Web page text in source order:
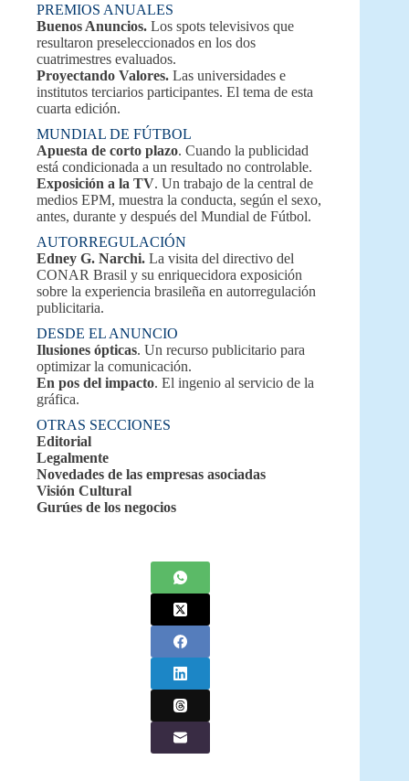
PREMIOS ANUALES
Buenos Anuncios. Los spots televisivos que
resultaron preseleccionados en los dos
cuatrimestres evaluados.
Proyectando Valores. Las universidades e
institutos terciarios participantes. El tema de esta
cuarta edición.
MUNDIAL DE FÚTBOL
Apuesta de corto plazo. Cuando la publicidad
está condicionada a un resultado no controlable.
Exposición a la TV. Un trabajo de la central de
medios EPM, muestra la conducta, según el sexo,
antes, durante y después del Mundial de Fútbol.
AUTORREGULACIÓN
Edney G. Narchi. La visita del directivo del
CONAR Brasil y su enriquecidora exposición
sobre la experiencia brasileña en autorregulación
publicitaria.
DESDE EL ANUNCIO
Ilusiones ópticas. Un recurso publicitario para
optimizar la comunicación.
En pos del impacto. El ingenio al servicio de la
gráfica.
OTRAS SECCIONES
Editorial
Legalmente
Novedades de las empresas asociadas
Visión Cultural
Gurúes de los negocios